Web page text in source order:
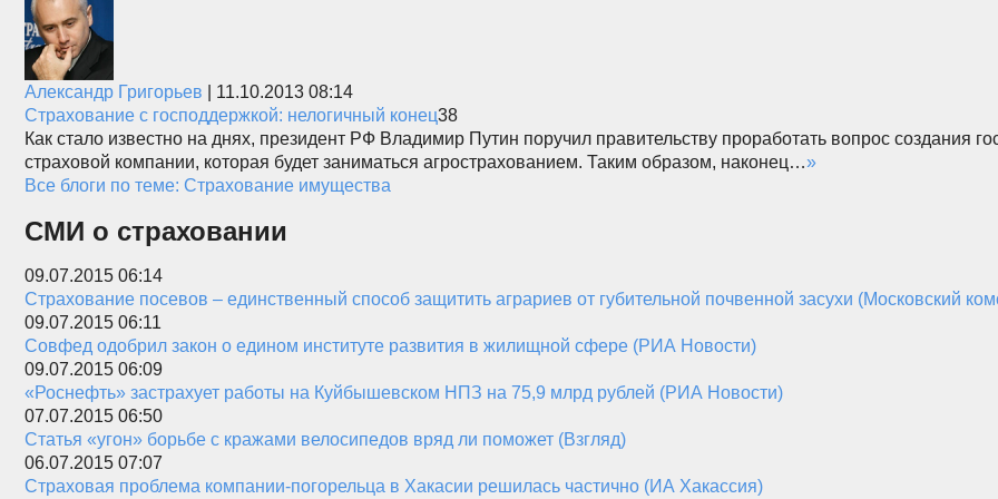
Александр Григорьев
11.10.2013 08:14
Страхование с господдержкой: нелогичный конец38
Как стало известно на днях, президент РФ Владимир Путин поручил правительству проработать вопрос создания
страховой компании, которая будет заниматься агрострахованием. Таким образом, наконец…»
Все блоги по теме: Страхование имущества
СМИ о страховании
09.07.2015 06:14
Страхование посевов – единственный способ защитить аграриев от губительной почвенной засухи (Московский
09.07.2015 06:11
Совфед одобрил закон о едином институте развития в жилищной сфере (РИА Новости)
09.07.2015 06:09
«Роснефть» застрахует работы на Куйбышевском НПЗ на 75,9 млрд рублей (РИА Новости)
07.07.2015 06:50
Статья «угон» борьбе с кражами велосипедов вряд ли поможет (Взгляд)
06.07.2015 07:07
Страховая проблема компании-погорельца в Хакасии решилась частично (ИА Хакассия)